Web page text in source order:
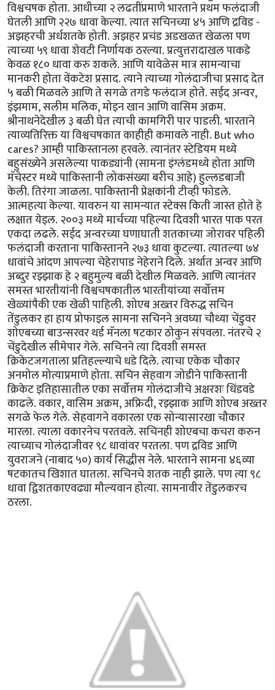
विश्वचषक होता. आधीच्या २ लढतींप्रमाणे भारताने प्रथम फलंदाजी
घेतली आणि २२७ धावा केल्या. त्यात सचिनच्या ४५ आणि द्रविड -
अझहरची अर्धशतके होती. अझहर प्रचंड अडखळत खेळला पण
त्याच्या ५९ धावा शेवटी निर्णायक ठरल्या. प्रत्युत्तरादाखल पाकडे
केवळ १८० धावा करु शकले. आणि यावेळेस मात्र सामन्याचा
मानकरी होता वेंकटेश प्रसाद. त्याने त्याच्या गोलंदाजीचा प्रसाद देत
५ बळी मिळवले आणि ते सगळे तगडे फलंदाज होते. सईद अन्वर,
इंझमाम, सलीम मलिक, मोइन खान आणि वासिम अक्रम.
श्रीनाथनेदेखील ३ बळी घेत त्याची कामगिरी पार पाडली. भारताने
त्याव्यतिरिक्त या विश्वचषकात काहीही कमावले नाही. But who
cares? आम्ही पाकिस्तानला हरवले. त्यानंतर स्टेडियम मध्ये
बहुसंख्येने असलेल्या पाकड्यांनी (सामना इंग्लंडमध्ये होता आणि
मॅचेस्टर मध्ये पाकिस्तानी लोकसंख्या बरीच आहे) हुल्लडबाजी
केली. तिरंगा जाळला. पाकिस्तानी प्रेक्षकांनी टीव्ही फोडले.
आत्महत्या केल्या. यावरुन या सामन्यात स्टेक्स किती जास्त होते हे
लक्षात येइल. २००३ मध्ये मार्चच्या पहिल्या दिवशी भारत पाक परत
एकदा लढले. सईद अन्वरच्या घणाघाती शतकाच्या जोरावर पहिली
फलंदाजी करताना पाकिस्तानने २७३ धावा कुटल्या. त्यातल्या ७४
धावांचे आंदण आपल्या चेहेरापाड नेहेराने दिले. अर्थात अन्वर आणि
अब्दुर रझ्झाक हे २ बहुमुल्य बळी देखील मिळवले. आणि त्यानंतर
समस्त भारतीयांनी विश्वचषकातील भारतीयांच्या सर्वोत्तम
खेळ्यांपैकी एक खेळी पाहिली. शोएब अख्तर विरुद्ध सचिन
तेंडुलकर हा हाय प्रोफाइल सामना सचिनने अवघ्या चौथ्या चेंडुवर
शोएबच्या बाउन्सरवर थर्ड मॅनला षटकार ठोकुन संपवला. नंतरचे २
चेंडुदेखील सीमेपार गेले. सचिनने त्या दिवशी समस्त
क्रिकेटजगताला प्रतिहल्ल्याचे धडे दिले. त्याचा एकेक चौकार
अनमोल मोत्याप्रमाणे होता. सचिन सेहवाग जोडीने पाकिस्तानी
क्रिकेट इतिहासातील एका सर्वोत्तम गोलंदाजीचे अक्षरशः धिंडवडे
काढले. वकार, वासिम अक्रम, अफ्रिदी, रझ्झाक आणि शोएब अख्तर
सगळे फेल गेले. सेहवागने वकारला एक सोन्यासारखा चौकार
मारला. त्याला वकारनेच परतवले. सचिनही शोएबचा कचरा करुन
त्याच्याच गोलंदाजीवर ९८ धावांवर परतला. पण द्रविड आणि
युवराजने (नाबाद ५०) कार्य सिद्धीस नेले. भारताने सामना ४६व्या
षटकातच खिशात घातला. सचिनचे शतक नाही झाले. पण त्या ९८
धावा द्विशतकाएवढ्या मौल्यवान होत्या. सामनावीर तेंडुलकरच
ठरला.